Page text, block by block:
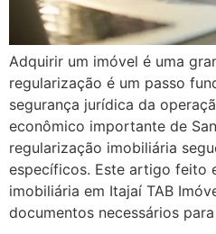
Adquirir um imóvel é uma
regularização é um passo
segurança jurídica da
econômico importante de
regularização imobiliária
específicos. Este artigo feito
imobiliária em Itajaí TAB
documentos necessários